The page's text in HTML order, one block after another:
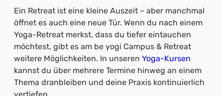
Ein Retreat ist eine kleine Auszeit – aber manchmal
öffnet es auch eine neue Tür. Wenn du nach einem
Yoga-Retreat merkst, dass du tiefer eintauchen
möchtest, gibt es am be yogi Campus & Retreat
weitere Möglichkeiten. In unseren Yoga-Kursen
kannst du über mehrere Termine hinweg an einem
Thema dranbleiben und deine Praxis kontinuierlich